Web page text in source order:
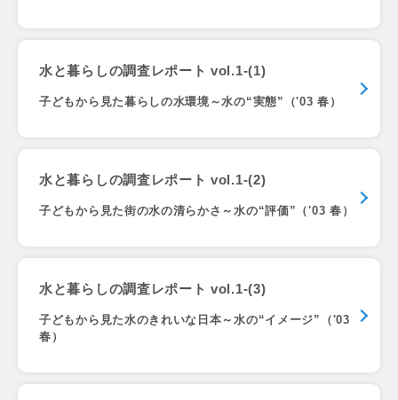
水と暮らしの調査レポート vol.1-(1)
子どもから見た暮らしの水環境～水の“実態”（'03 春）
水と暮らしの調査レポート vol.1-(2)
子どもから見た街の水の清らかさ～水の“評価”（'03 春）
水と暮らしの調査レポート vol.1-(3)
子どもから見た水のきれいな日本～水の“イメージ”（'03
春）